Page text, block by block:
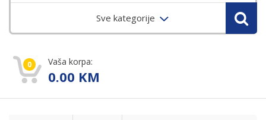
Sve kategorije
0 Vaša korpa:
0.00 KM